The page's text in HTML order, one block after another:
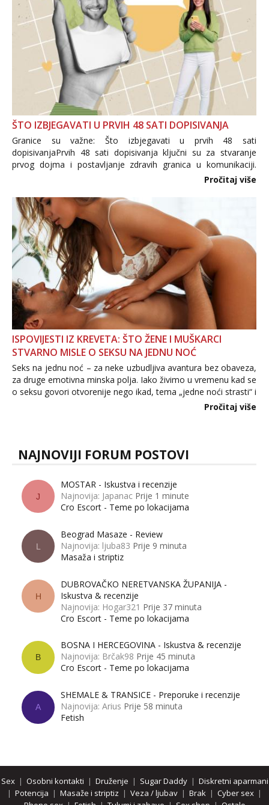
ŠTO IZBJEGAVATI U PRVIH 48 SATI DOPISIVANJA
Granice su važne: Što izbjegavati u prvih 48 sati
dopisivanjaPrvih 48 sati dopisivanja ključni su za stvaranje
prvog dojma i postavljanje zdravih granica u komunikaciji.
Važno je izbjeći prebrzo otkrivanje osobnih ili intimnih
informacija, jer nepoznata osoba još nije zaslužila to
povjerenje. Takođe...
Pročitaj više
ISPOVIJESTI IZ KREVETA: ŠTO ŽENE I MUŠKARCI
STVARNO MISLE O SEKSU NA JEDNU NOĆ
Seks na jednu noć – za neke uzbudljiva avantura bez obaveza,
za druge emotivna minska polja. Iako živimo u vremenu kad se
o seksu govori otvorenije nego ikad, tema „jedne noći strasti“ i
dalje izaziva burne rasprave. Što zapravo misle žene, a što
Pročitaj više
NAJNOVIJI FORUM POSTOVI
J
MOSTAR - Iskustva i recenzije
Najnovija: Japanac Prije 1 minute
Cro Escort - Teme po lokacijama
L
Beograd Masaze - Review
Najnovija: ljuba83 Prije 9 minuta
Masaža i striptiz
H
DUBROVAČKO NERETVANSKA ŽUPANIJA -
Iskustva & recenzije
Najnovija: Hogar321 Prije 37 minuta
Cro Escort - Teme po lokacijama
B
BOSNA I HERCEGOVINA - Iskustva & recenzije
Najnovija: Brčak98 Prije 45 minuta
Cro Escort - Teme po lokacijama
A
SHEMALE & TRANSICE - Preporuke i recenzije
Najnovija: Arius Prije 58 minuta
Fetish
Sex| Osobni kontakti | Druženje | Sugar Daddy| Diskretni aparmani
| Potencija | Masaže i striptiz | Veza / ljubav | Brak | Cyber sex |